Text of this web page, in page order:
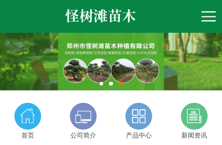
首页 公司简介 产品中心 新闻资讯